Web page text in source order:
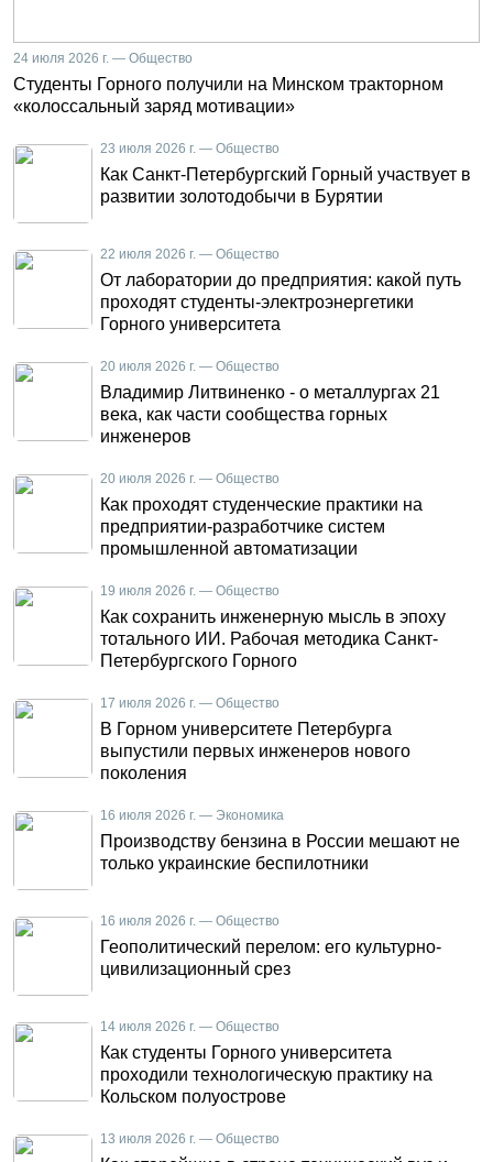
24 июля 2026 г. — Общество
Студенты Горного получили на Минском тракторном
«колоссальный заряд мотивации»
23 июля 2026 г. — Общество
Как Санкт-Петербургский Горный участвует в
развитии золотодобычи в Бурятии
22 июля 2026 г. — Общество
От лаборатории до предприятия: какой путь
проходят студенты-электроэнергетики
Горного университета
20 июля 2026 г. — Общество
Владимир Литвиненко - о металлургах 21
века, как части сообщества горных
инженеров
20 июля 2026 г. — Общество
Как проходят студенческие практики на
предприятии-разработчике систем
промышленной автоматизации
19 июля 2026 г. — Общество
Как сохранить инженерную мысль в эпоху
тотального ИИ. Рабочая методика Санкт-
Петербургского Горного
17 июля 2026 г. — Общество
В Горном университете Петербурга
выпустили первых инженеров нового
поколения
16 июля 2026 г. — Экономика
Производству бензина в России мешают не
только украинские беспилотники
16 июля 2026 г. — Общество
Геополитический перелом: его культурно-
цивилизационный срез
14 июля 2026 г. — Общество
Как студенты Горного университета
проходили технологическую практику на
Кольском полуострове
13 июля 2026 г. — Общество